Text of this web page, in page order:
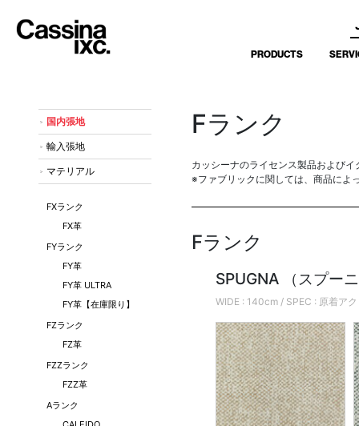
PRODUCTS
Fランク
カッシーナのライセンス製品および
※ファブリックに関しては、商品によ
Fランク
SPUGNA （スプー
WIDE : 140cm / SPEC : 原着ア
国内張地
輸入張地
マテリアル
FXランク
FX革
FYランク
FY革
FY革 ULTRA
FY革【在庫限り】
FZランク
FZ革
FZZランク
FZZ革
Aランク